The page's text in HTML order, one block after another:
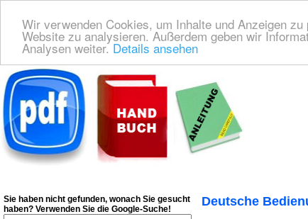
Wir verwenden Cookies, um Inhalte und Anzeigen
Website zu analysieren. Außerdem geben wir
Analysen weiter. Details ansehen
Deutsche Bedienungsanleitung Downloaden | Wir finden für Sie das
Deutsche
Sie haben nicht gefunden, wonach Sie gesucht
haben? Verwenden Sie die Google-Suche!